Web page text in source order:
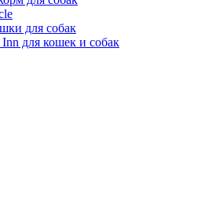
для собак
для кошек и собак